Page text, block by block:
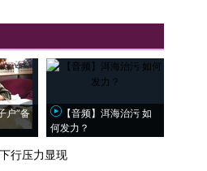
户”备
【音频】洱海治污 如
何发力？
行压力显现